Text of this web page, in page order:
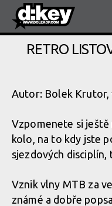
RETRO
Autor: Bolek Krutor,
Vzpomenete si ještě
kolo, na to kdy jste
sjezdových
Vznik vlny MTB za
známé a dobře